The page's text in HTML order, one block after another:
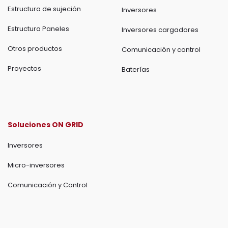
Estructura de sujeción
Estructura Paneles
Otros productos
Proyectos
Inversores
Inversores cargadores
Comunicación y control
Baterías
Soluciones ON GRID
Inversores
Micro-inversores
Comunicación y Control